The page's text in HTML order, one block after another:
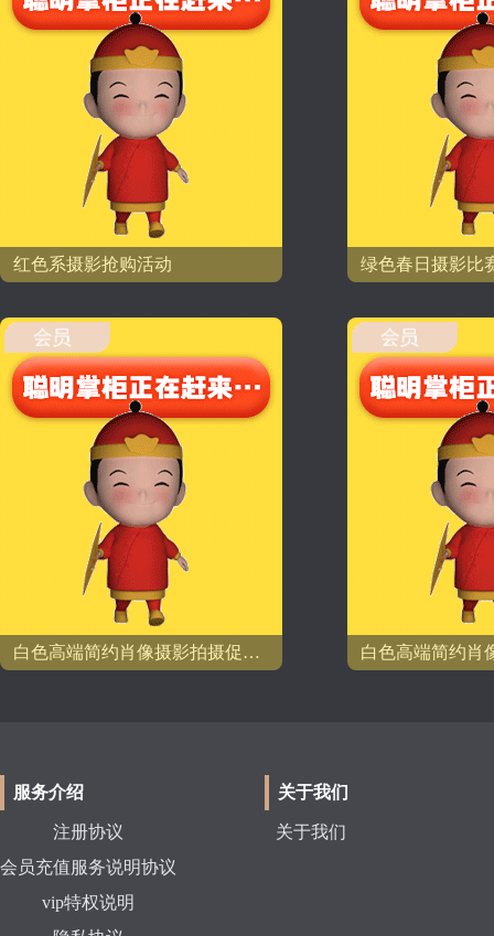
红色系摄影抢购活动 绿色春日摄影比
白色高端简约肖像摄影拍摄促销模板
服务介绍
注册协议
会员充值服务说明协议
vip特权说明
关于我们
关于我们